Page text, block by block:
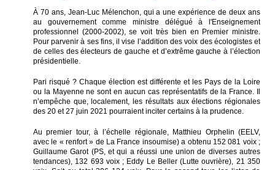
À 70 ans, Jean-Luc Mélenchon, qui a une expérience de deux ans
au gouvernement comme ministre délégué à l'Enseignement
professionnel (2000-2002), se voit très bien en Premier ministre.
Pour parvenir à ses fins, il vise l’addition des voix des écologistes et
de celles des électeurs de gauche et d’extrême gauche à l’élection
présidentielle.
Pari risqué ? Chaque élection est différente et les Pays de la Loire
ou la Mayenne ne sont en aucun cas représentatifs de la France. Il
n’empêche que, localement, les résultats aux élections régionales
des 20 et 27 juin 2021 pourraient inciter certains à la prudence.
Au premier tour, à l’échelle régionale, Matthieu Orphelin (EELV,
avec le « renfort » de La France insoumise) a obtenu 152 081 voix ;
Guillaume Garot (PS, et qui a réussi une union de diverses autres
tendances), 132 693 voix ; Eddy Le Beller (Lutte ouvrière), 21 350